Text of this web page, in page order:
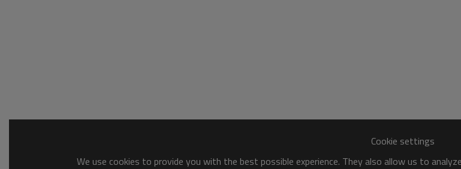
Cookie settings
We use cookies to provide you with the best possible experience. They also allow us to